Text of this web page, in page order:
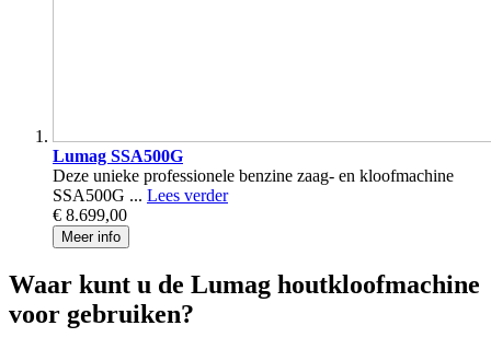
Lumag SSA500G
Deze unieke professionele benzine zaag- en kloofmachine
SSA500G ... Lees verder
€ 8.699,00
Meer info
Waar kunt u de Lumag houtkloofmachine
voor gebruiken?